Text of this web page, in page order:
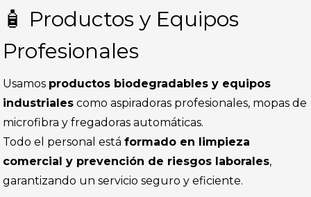
🧴 Productos y Equipos
Profesionales
Usamos productos biodegradables y equipos
industriales como aspiradoras profesionales, mopas de
microfibra y fregadoras automáticas.
Todo el personal estáformado en limpieza
comercial y prevención de riesgos laborales,
garantizando un servicio seguro y eficiente.